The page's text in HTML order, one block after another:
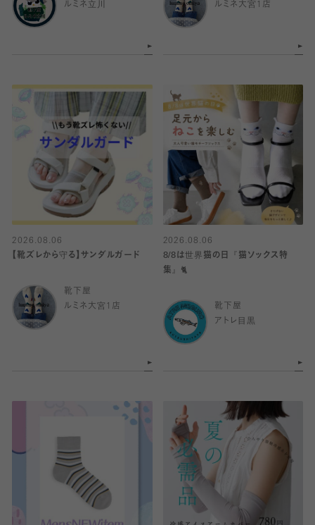
ルミネ立川
ルミネ大宮1店
2026.08.06
【靴ズレから守る】サンダルガード
靴下屋
ルミネ大宮1店
2026.08.06
8/8は世界猫の日『猫ソックス特
集』🐈
靴下屋
アトレ目黒